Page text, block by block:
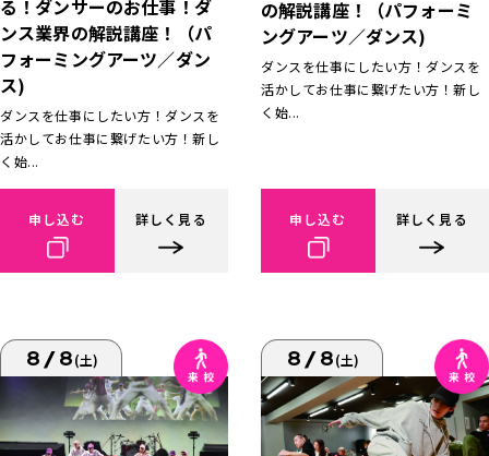
る！ダンサーのお仕事！ダ
ンス業界の解説講座！（パ
フォーミングアーツ／ダン
ス)
ダンスを仕事にしたい方！ダンスを
活かしてお仕事に繋げたい方！新し
く始...
申し込む 詳しく見る
の解説講座！（パフォーミ
ングアーツ／ダンス)
ダンスを仕事にしたい方！ダンスを
活かしてお仕事に繋げたい方！新し
く始...
申し込む 詳しく見る
8/8(土) 8/8(土)